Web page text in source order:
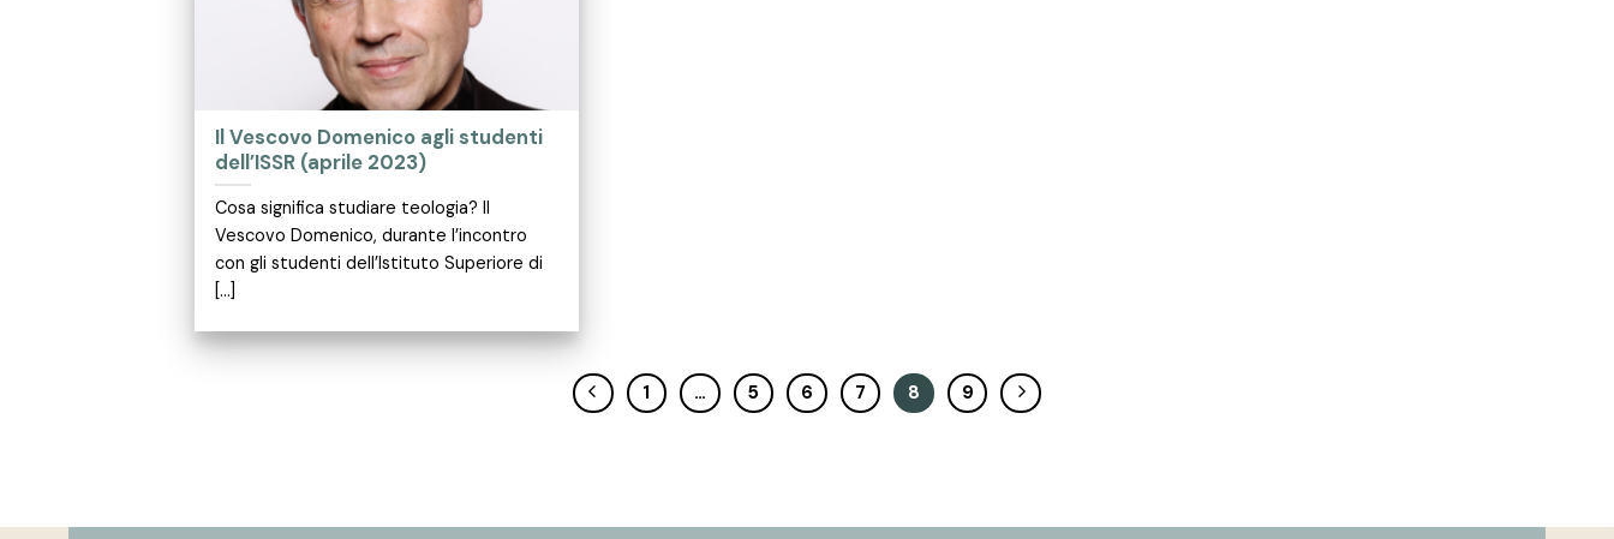
Il Vescovo Domenico agli studenti
dell’ISSR (aprile 2023)
Cosa significa studiare teologia? Il
Vescovo Domenico, durante l’incontro
con gli studenti dell’Istituto Superiore di
[...]
1 … 5 6 7 8 9